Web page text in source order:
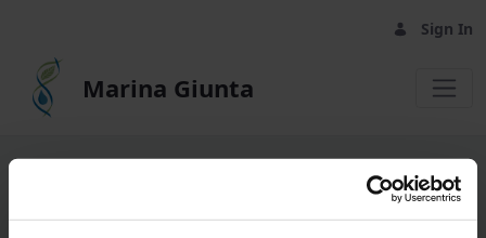
Sign In
Marina Giunta
Welcome - Marina Giunta